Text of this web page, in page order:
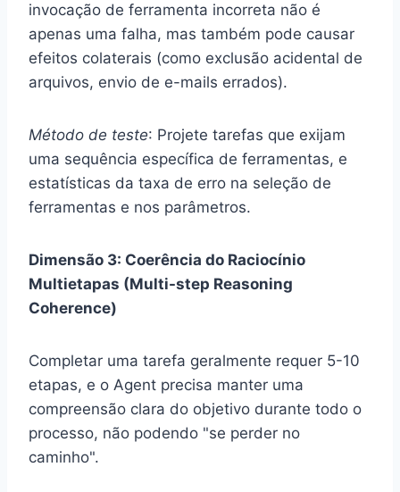
invocação de ferramenta incorreta não é
apenas uma falha, mas também pode causar
efeitos colaterais (como exclusão acidental de
arquivos, envio de e-mails errados).
Método de teste: Projete tarefas que exijam
uma sequência específica de ferramentas, e
estatísticas da taxa de erro na seleção de
ferramentas e nos parâmetros.
Dimensão 3: Coerência do Raciocínio
Multietapas (Multi-step Reasoning
Coherence)
Completar uma tarefa geralmente requer 5-10
etapas, e o Agent precisa manter uma
compreensão clara do objetivo durante todo o
processo, não podendo "se perder no
caminho".